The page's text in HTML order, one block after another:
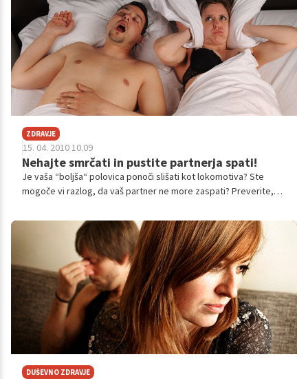
ZDRAVJE
15. 04. 2010 10.09
Nehajte smrčati in pustite partnerja spati!
Je vaša “boljša“ polovica ponoči slišati kot lokomotiva? Ste
mogoče vi razlog, da vaš partner ne more zaspati? Preverite,
DUŠEVNO ZDRAVJE